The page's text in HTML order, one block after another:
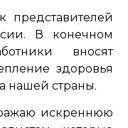
В конечном
вносят
здоровья
нашей страны.
искреннюю